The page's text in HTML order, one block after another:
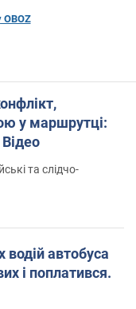
OBOZ
у маршрутці:
та слідчо-
автобуса
і поплатився.